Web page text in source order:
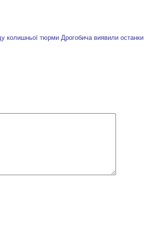
колишньої тюрми Дрогобича виявили останки